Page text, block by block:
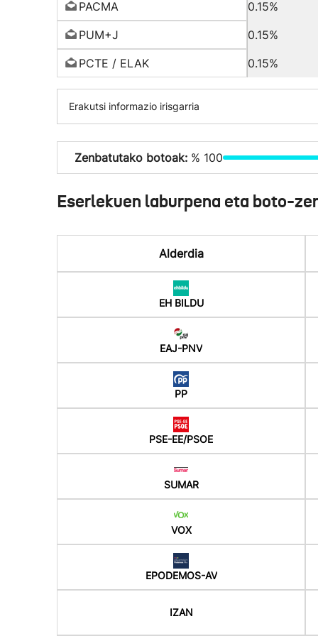
PACMA
0.15%
PUM+J
0.15%
PCTE / ELAK
0.15%
Erakutsi informazio irisgarria
Zenbatutako botoak: % 100
Eserlekuen laburpena eta boto-
Alderdia
EH BILDU
EAJ-PNV
PP
PSE-EE/PSOE
SUMAR
VOX
EPODEMOS-AV
IZAN